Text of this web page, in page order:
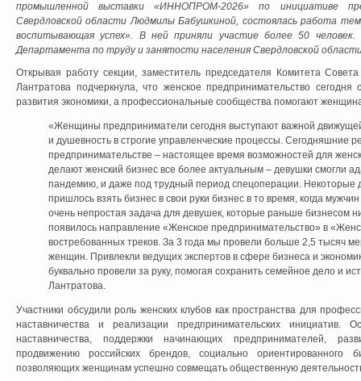
промышленной выставки «ИННОПРОМ-2026» по инициативе
Свердловской области Людмилы Бабушкиной, состоялась работа
воспитывающая успех». В ней приняли участие более 50
Департамента по труду и занятости населения Свердловской
Открывая работу секции, заместитель председателя Комитета
Лантратова подчеркнула, что женское предпринимательство
развития экономики, а профессиональные сообщества помогают
«Женщины предприниматели сегодня выступают важной движущей
и душевность в строгие управленческие процессы. Сегодняшние
предпринимательстве – настоящее время возможностей для
делают женский бизнес все более актуальным – девушки смогли
пандемию, и даже под трудный период спецоперации. Некоторые
пришлось взять бизнес в свои руки бизнес в то время, когда
очень непростая задача для девушек, которые раньше бизнесом
появилось направление «Женское предпринимательство» в
востребованных треков. За 3 года мы провели больше 2,5 тысяч
женщин. Привлекли ведущих экспертов в сфере бизнеса и
буквально провели за руку, помогая сохранить семейное дело и
Лантратова.
Участники обсудили роль женских клубов как пространства для
наставничества и реализации предпринимательских
наставничества, поддержки начинающих предпринимателей,
продвижению российских брендов, социально
позволяющих женщинам успешно совмещать общественную